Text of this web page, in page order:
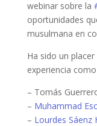
webinar sobre la
oportunidades
musulmana en
Ha sido un
experiencia
– Tomás
– Muhammad
– Lourdes Sáenz